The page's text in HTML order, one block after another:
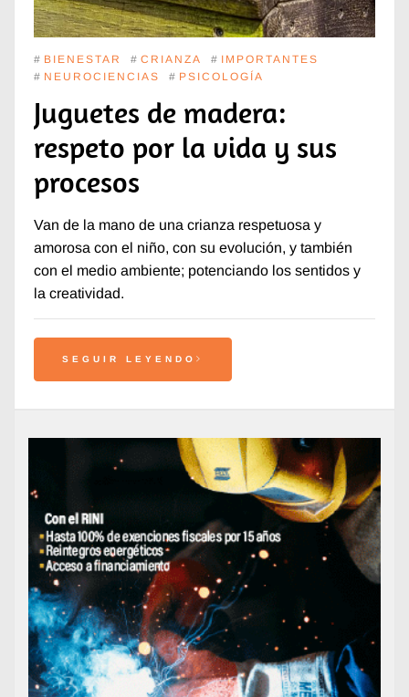
# BIENESTAR # CRIANZA # IMPORTANTES
# NEUROCIENCIAS # PSICOLOGÍA
Juguetes de madera:
respeto por la vida y sus
procesos
Van de la mano de una crianza respetuosa y
amorosa con el niño, con su evolución, y también
con el medio ambiente; potenciando los sentidos y
la creatividad.
SEGUIR LEYENDO